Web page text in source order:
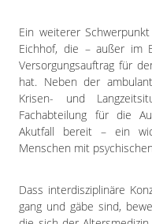
Ein weiterer
Eichhof, die – außer im
Versorgungsauftrag für
hat. Neben der
Krisen- und
Fachabteilung für die
Akutfall bereit – ein
Menschen mit
Dass interdisziplinäre
gang und gäbe sind,